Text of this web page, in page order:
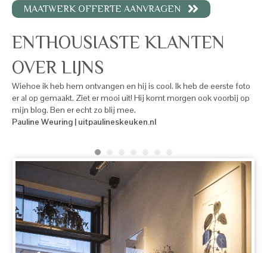
MAATWERK OFFERTE AANVRAGEN
ENTHOUSIASTE KLANTEN
OVER LIJNS
Wiehoe ik heb hem ontvangen en hij is cool. Ik heb de eerste foto
er al op gemaakt. Ziet er mooi uit! Hij komt morgen ook voorbij op
mijn blog. Ben er echt zo blij mee.
Pauline Weuring | uitpaulineskeuken.nl